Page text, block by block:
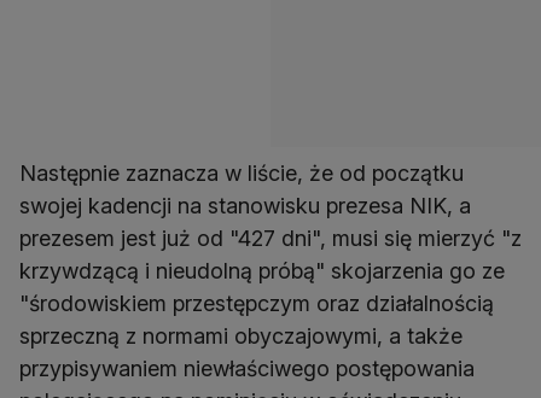
Następnie zaznacza w liście, że od początku
swojej kadencji na stanowisku prezesa NIK, a
prezesem jest już od "427 dni", musi się mierzyć "z
krzywdzącą i nieudolną próbą" skojarzenia go ze
"środowiskiem przestępczym oraz działalnością
sprzeczną z normami obyczajowymi, a także
przypisywaniem niewłaściwego postępowania